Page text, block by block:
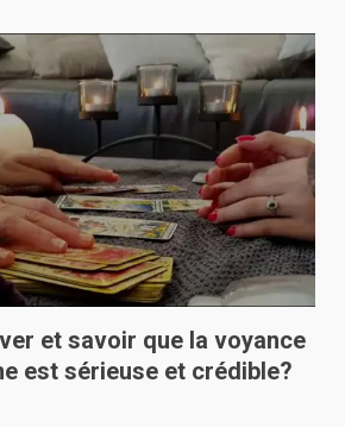
et savoir que la voyance
est sérieuse et crédible?